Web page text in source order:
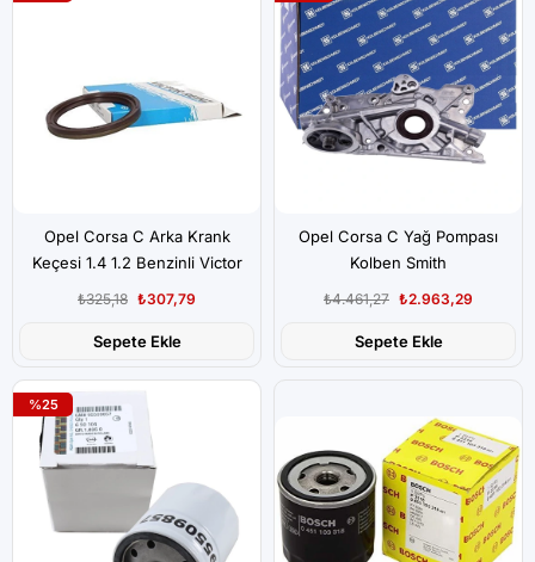
Opel Corsa C Arka Krank
Keçesi 1.4 1.2 Benzinli Victor
₺307,79
₺325,18
Sepete Ekle
Opel Corsa C Yağ Pompası
Kolben Smith
₺2.963,29
₺4.461,27
Sepete Ekle
%25